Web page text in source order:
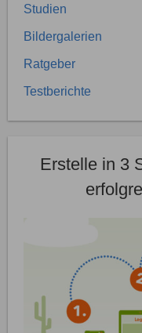
Studien
Bildergalerien
Ratgeber
Testberichte
Erstelle in 3